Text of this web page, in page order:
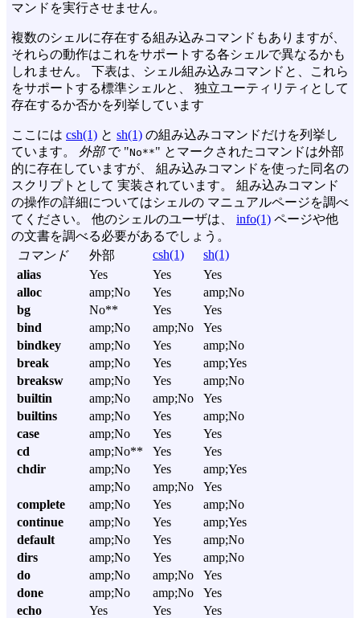
マンドを実行させません。
複数のシェルに存在する組み込みコマンドもありますが、
それらの動作はこれをサポートする各シェルで異なるかも
しれません。 下表は、シェル組み込みコマンドと、これら
をサポートする標準シェルと、 独立ユーティリティとして
存在するか否かを列挙しています
ここには csh(1) と sh(1) の組み込みコマンドだけを列挙し
ています。 外部で "No**" とマークされたコマンドは外部
的に存在していますが、 組み込みコマンドを使った同名の
スクリプトとして 実装されています。 組み込みコマンド
の操作の詳細についてはシェルの マニュアルページを調べ
てください。 他のシェルのユーザは、 info(1) ページや他
の文書を調べる必要があるでしょう。
コマンド
外部 csh(1)
sh(1)
alias
Yes Yes
Yes
alloc
amp;No Yes
amp;No
bg
No** Yes
Yes
bind
amp;No amp;No
Yes
bindkey
amp;No Yes
amp;No
break
amp;No Yes
amp;Yes
breaksw
amp;No Yes
amp;No
builtin
amp;No amp;No
Yes
builtins
amp;No Yes
amp;No
case
amp;No Yes
Yes
cd
amp;No** Yes
Yes
chdir
amp;No Yes
amp;Yes
amp;No
amp;No
Yes
complete
amp;No Yes
amp;No
continue
amp;No Yes
amp;Yes
default
amp;No Yes
amp;No
dirs
amp;No Yes
amp;No
do
amp;No amp;No
Yes
done
amp;No amp;No
Yes
echo
Yes Yes Yes